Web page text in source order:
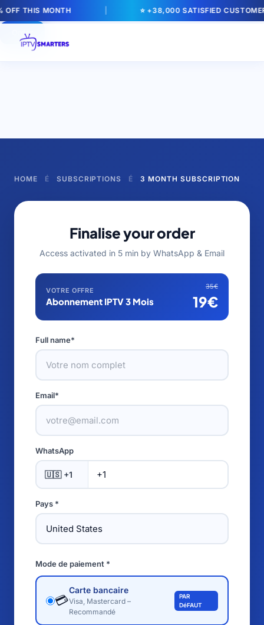
OFF THIS MONTH ⭐ +38,000 SATISFIED
Order
HOME É SUBSCRIPTIONS É 3 MONTH SUBSCRIPTION
Finalise your order
Access activated in 5 min by WhatsApp & Email
VOTRE OFFRE
Abonnement IPTV 3 Mois
35€
19€
Full name*
Email*
WhatsApp
🇺🇸 +1
Pays *
Mode de paiement *
💳
Carte bancaire
Visa, Mastercard –
Recommandé
PAR
DéFAUT